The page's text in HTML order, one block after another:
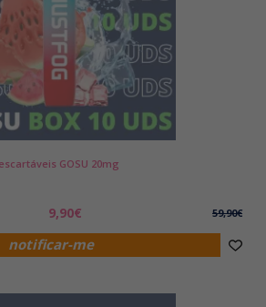
notificar-me
GOSU 20mg
9,90€ 59,90€